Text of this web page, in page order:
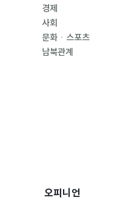
경제
사회
문화ㆍ스포츠
남북관계
오피니언